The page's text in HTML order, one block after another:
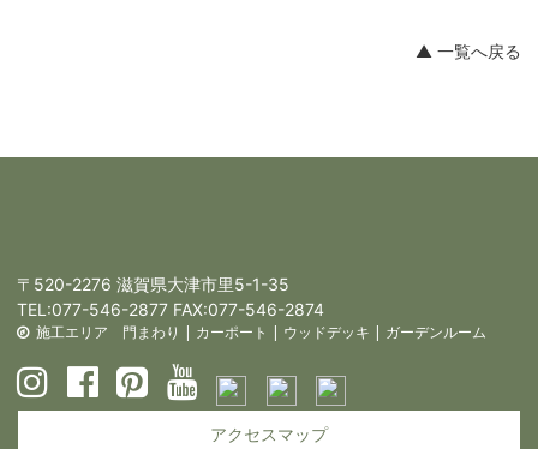
▲ 一覧へ戻る
〒520-2276 滋賀県大津市里5-1-35
TEL:077-546-2877 FAX:077-546-2874
施工エリア 門まわり | カーポート | ウッドデッキ | ガーデンルーム
アクセスマップ